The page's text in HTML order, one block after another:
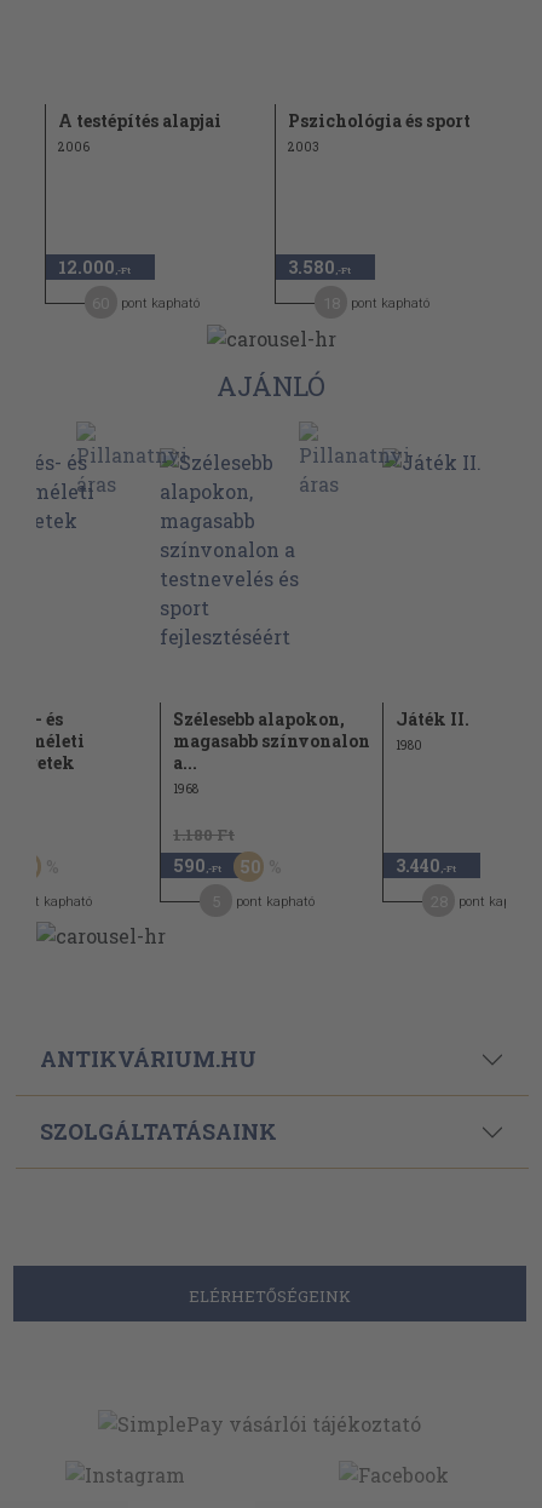
A testépítés alapjai
2006
12.000 ,-Ft
pont kapható
Pszichológia és sport
2003
3.580 ,-Ft
pont kapható
AJÁNLÓ
és
50
pont kapható
Szélesebb alapokon,
magasabb színvonalon
a...
1968
1.180 Ft
590 ,-Ft 50
pont kapható
Játék II.
1980
3.440 ,-Ft
pont kapható
ANTIKVÁRIUM.HU
SZOLGÁLTATÁSAINK
ELÉRHETŐSÉGEINK